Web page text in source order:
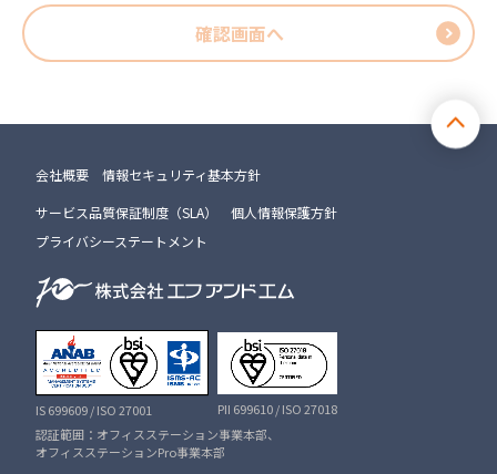
確認画面へ
会社概要
情報セキュリティ基本方針
サービス品質保証制度（SLA）
個人情報保護方針
プライバシーステートメント
IS 699609 / ISO 27001
PII 699610 / ISO 27018
認証範囲：オフィスステーション事業本部、
オフィスステーションPro事業本部